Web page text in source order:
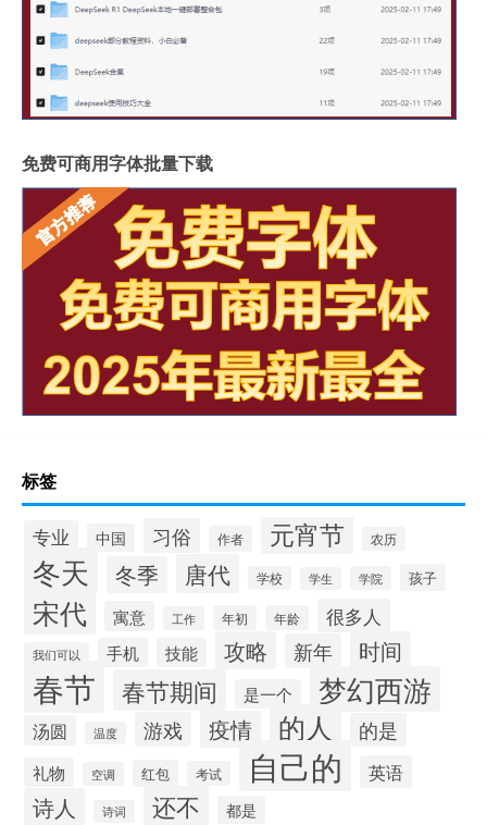
免费可商用字体批量下载
标签
专业 中国 习俗 作者 元宵节 农历
冬天 冬季 唐代 学校 学生 学院 孩子
宋代 寓意 工作 年初 年龄 很多人
我们可以 手机 技能 攻略 新年 时间
春节 春节期间 是一个 梦幻西游
汤圆 温度 游戏 疫情 的人 的是
礼物 空调 红包 考试 自己的 英语
诗人 诗词 还不 都是